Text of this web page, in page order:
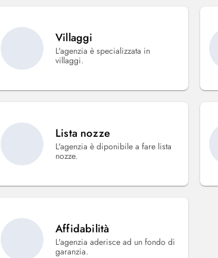
Villaggi
L'agenzia è specializzata in
villaggi.
Lista nozze
L'agenzia è diponibile a fare lista
nozze.
Affidabilità
L'agenzia aderisce ad un fondo di
garanzia.